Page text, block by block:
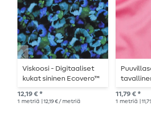
Viskoosi - Digitaaliset
kukat sininen Ecovero™
12,19 € *
1 metriä | 12,19 € / metriä
11,79 € *
1 metriä |